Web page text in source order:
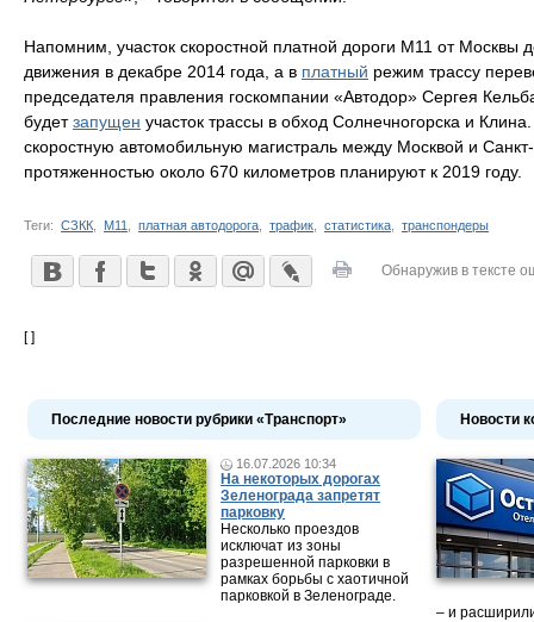
Напомним, участок скоростной платной дороги М11 от Москвы
движения в декабре 2014 года, а в платный режим трассу
председателя правления госкомпании «Автодор» Сергея
будетзапущен участок трассы в обход Солнечногорска и
скоростную автомобильную магистраль между Москвой и
протяженностью около 670 километров планируют к 2019 году.
Теги: СЗКК М11 платная автодорога трафик статистика транспондеры
Обнаружив в тексте
[ ]
Последние новости рубрики «Транспорт»
16.07.2026 10:34
На некоторых дорогах
Зеленограда запретят
парковку
Несколько проездов
исключат из зоны
разрешенной парковки в
рамках борьбы с хаотичной
парковкой в Зеленограде.
Новости
– и